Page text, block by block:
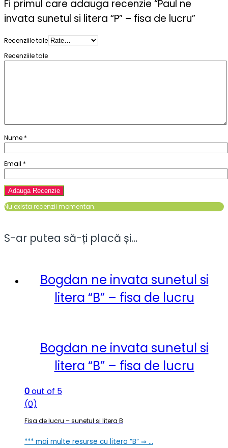
Fi primul care adauga recenzie “Paul ne
invata sunetul si litera “P” – fisa de lucru”
Recenziile tale
Recenziile tale
Nume *
Email *
Nu exista recenzii momentan.
S-ar putea să-ți placă și…
Bogdan ne invata sunetul si
litera “B” – fisa de lucru
Bogdan ne invata sunetul si
litera “B” – fisa de lucru
0out of 5
(0)
Fisa de lucru – sunetul si litera B
*** mai multe resurse cu litera “B” ⇒ …